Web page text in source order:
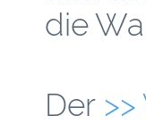
die
Der